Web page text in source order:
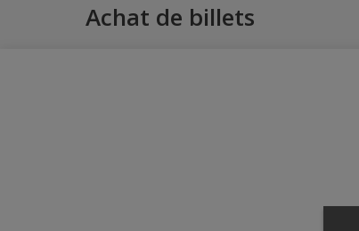
Achat de billets